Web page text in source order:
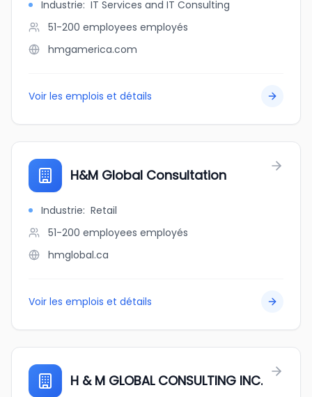
Industrie: IT Services and IT Consulting
51-200 employees employés
hmgamerica.com
Voir les emplois et détails
H&M Global Consultation
Industrie: Retail
51-200 employees employés
hmglobal.ca
Voir les emplois et détails
H & M GLOBAL CONSULTING INC.